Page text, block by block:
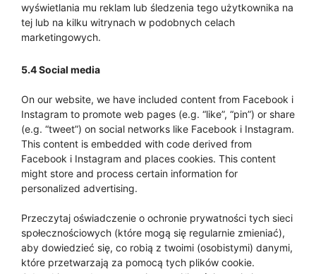
wyświetlania mu reklam lub śledzenia tego użytkownika na
tej lub na kilku witrynach w podobnych celach
marketingowych.
5.4 Social media
On our website, we have included content from Facebook i
Instagram to promote web pages (e.g. “like”, “pin”) or share
(e.g. “tweet”) on social networks like Facebook i Instagram.
This content is embedded with code derived from
Facebook i Instagram and places cookies. This content
might store and process certain information for
personalized advertising.
Przeczytaj oświadczenie o ochronie prywatności tych sieci
społecznościowych (które mogą się regularnie zmieniać),
aby dowiedzieć się, co robią z twoimi (osobistymi) danymi,
które przetwarzają za pomocą tych plików cookie.